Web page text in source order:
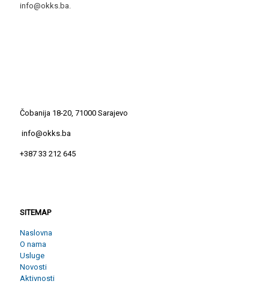
info@okks.ba.
Čobanija 18-20, 71000 Sarajevo
info@okks.ba
+387 33 212 645
SITEMAP
Naslovna
O nama
Usluge
Novosti
Aktivnosti